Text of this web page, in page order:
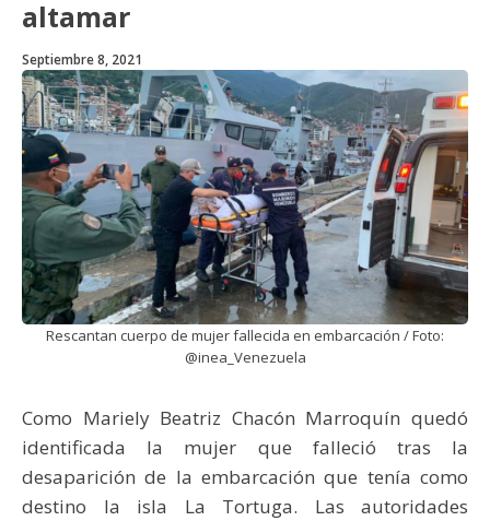
altamar
Septiembre 8, 2021
Rescantan cuerpo de mujer fallecida en embarcación / Foto:
@inea_Venezuela
Como Mariely Beatriz Chacón Marroquín quedó
identificada la mujer que falleció tras la
desaparición de la embarcación que tenía como
destino la isla La Tortuga. Las autoridades